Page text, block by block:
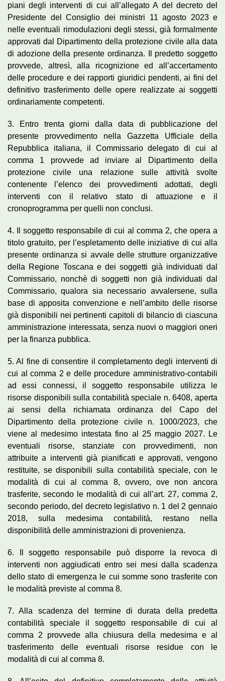
piani degli interventi di cui all’allegato A del decreto del
Presidente del Consiglio dei ministri 11 agosto 2023 e
nelle eventuali rimodulazioni degli stessi, già formalmente
approvati dal Dipartimento della protezione civile alla data
di adozione della presente ordinanza. Il predetto soggetto
provvede, altresì, alla ricognizione ed all’accertamento
delle procedure e dei rapporti giuridici pendenti, ai fini del
definitivo trasferimento delle opere realizzate ai soggetti
ordinariamente competenti.
3. Entro trenta giorni dalla data di pubblicazione del
presente provvedimento nella Gazzetta Ufficiale della
Repubblica italiana, il Commissario delegato di cui al
comma 1 provvede ad inviare al Dipartimento della
protezione civile una relazione sulle attività svolte
contenente l’elenco dei provvedimenti adottati, degli
interventi con il relativo stato di attuazione e il
cronoprogramma per quelli non conclusi.
4. Il soggetto responsabile di cui al comma 2, che opera a
titolo gratuito, per l’espletamento delle iniziative di cui alla
presente ordinanza si avvale delle strutture organizzative
della Regione Toscana e dei soggetti già individuati dal
Commissario, nonchè di soggetti non già individuati dal
Commissario, qualora sia necessario avvalersene, sulla
base di apposita convenzione e nell’ambito delle risorse
già disponibili nei pertinenti capitoli di bilancio di ciascuna
amministrazione interessata, senza nuovi o maggiori oneri
per la finanza pubblica.
5. Al fine di consentire il completamento degli interventi di
cui al comma 2 e delle procedure amministrativo-contabili
ad essi connessi, il soggetto responsabile utilizza le
risorse disponibili sulla contabilità speciale n. 6408, aperta
ai sensi della richiamata ordinanza del Capo del
Dipartimento della protezione civile n. 1000/2023, che
viene al medesimo intestata fino al 25 maggio 2027. Le
eventuali risorse, stanziate con provvedimenti, non
attribuite a interventi già pianificati e approvati, vengono
restituite, se disponibili sulla contabilità speciale, con le
modalità di cui al comma 8, ovvero, ove non ancora
trasferite, secondo le modalità di cui all’art. 27, comma 2,
secondo periodo, del decreto legislativo n. 1 del 2 gennaio
2018, sulla medesima contabilità, restano nella
disponibilità delle amministrazioni di provenienza.
6. Il soggetto responsabile può disporre la revoca di
interventi non aggiudicati entro sei mesi dalla scadenza
dello stato di emergenza le cui somme sono trasferite con
le modalità previste al comma 8.
7. Alla scadenza del termine di durata della predetta
contabilità speciale il soggetto responsabile di cui al
comma 2 provvede alla chiusura della medesima e al
trasferimento delle eventuali risorse residue con le
modalità di cui al comma 8.